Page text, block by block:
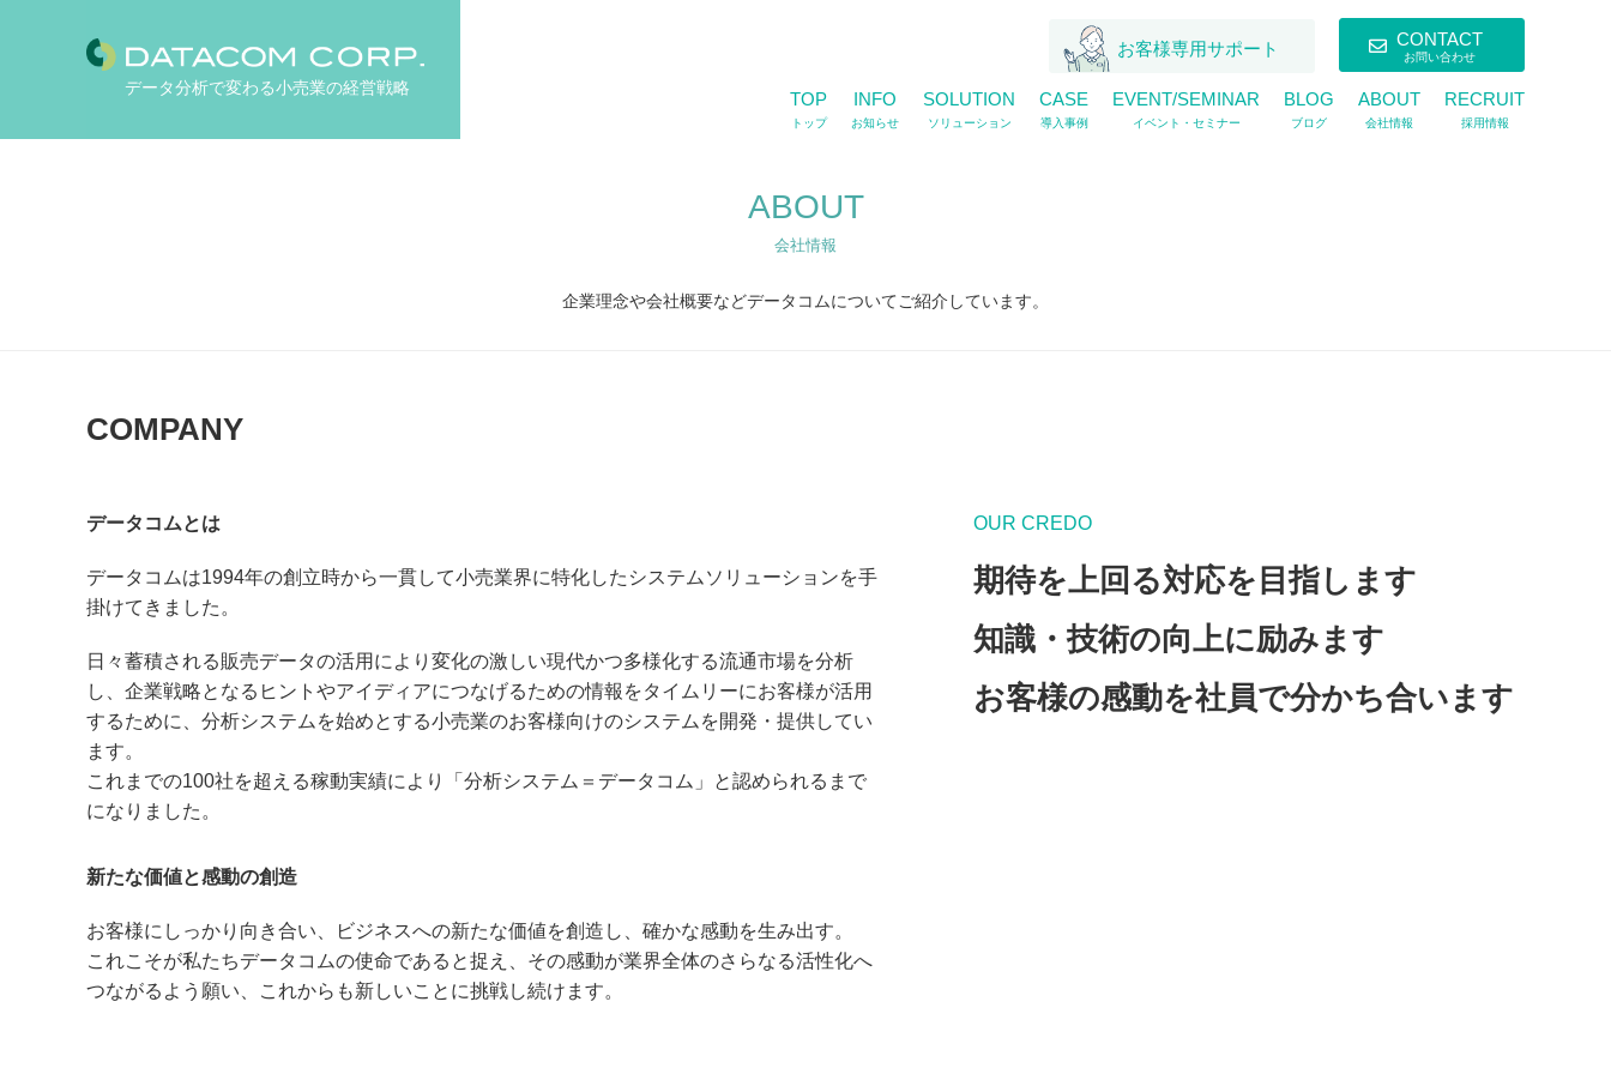
データ分析で変わる小売業の経営戦略
お客様専用サポート CONTACT
お問い合わせ
TOP
トップ
INFO
お知らせ
SOLUTION
ソリューション
CASE
導入事例
EVENT/SEMINAR
イベント・セミナー
BLOG
ブログ
ABOUT
会社情報
RECRUIT
採用情報
ABOUT
会社情報
企業理念や会社概要などデータコムについてご紹介しています。
COMPANY
データコムとは
データコムは1994年の創立時から一貫して小売業界に特化したシステムソリューションを手
掛けてきました。
日々蓄積される販売データの活用により変化の激しい現代かつ多様化する流通市場を分析
し、企業戦略となるヒントやアイディアにつなげるための情報をタイムリーにお客様が活用
するために、分析システムを始めとする小売業のお客様向けのシステムを開発・提供してい
ます。
これまでの100社を超える稼動実績により「分析システム＝データコム」と認められるまで
になりました。
新たな価値と感動の創造
お客様にしっかり向き合い、ビジネスへの新たな価値を創造し、確かな感動を生み出す。
これこそが私たちデータコムの使命であると捉え、その感動が業界全体のさらなる活性化へ
つながるよう願い、これからも新しいことに挑戦し続けます。
OUR CREDO
期待を上回る対応を目指します
知識・技術の向上に励みます
お客様の感動を社員で分かち合います